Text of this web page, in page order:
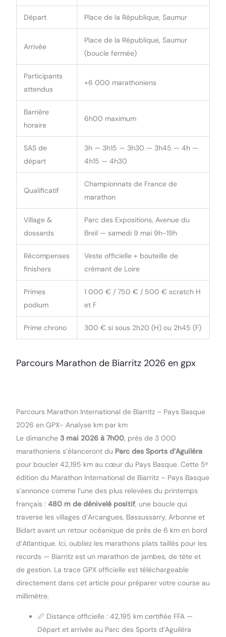
Départ Place de la République, Saumur
Arrivée
Place de la République, Saumur
(boucle fermée)
Participants
attendus
+6 000 marathoniens
Barrière
horaire
6h00 maximum
SAS de
départ
3h — 3h15 — 3h30 — 3h45 — 4h —
4h15 — 4h30
Qualificatif
Championnats de France de
marathon
Village &
dossards
Parc des Expositions, Avenue du
Breil — samedi 9 mai 9h-19h
Récompenses
finishers
Veste officielle + bouteille de
crémant de Loire
Primes
podium
1 000 € / 750 € / 500 € scratch H
et F
Prime chrono 300 € si sous 2h20 (H) ou 2h45 (F)
Parcours Marathon de Biarritz 2026 en gpx
Parcours Marathon International de Biarritz – Pays Basque
2026 en GPX- Analyse km par km
Le dimanche 3 mai 2026 à 7h00, près de 3 000
marathoniens s’élanceront du Parc des Sports d’Aguiléra
pour boucler 42,195 km au cœur du Pays Basque. Cette 5ᵉ
édition du Marathon International de Biarritz – Pays Basque
s’annonce comme l’une des plus relevées du printemps
français : 480 m de dénivelé positif, une boucle qui
traverse les villages d’Arcangues, Bassussarry, Arbonne et
Bidart avant un retour océanique de près de 6 km en bord
d’Atlantique. Ici, oubliez les marathons plats taillés pour les
records — Biarritz est un marathon de jambes, de tête et
de gestion. La trace GPX officielle est téléchargeable
directement dans cet article pour préparer votre course au
millimètre.
📏 Distance officielle : 42,195 km certifiée FFA —
Départ et arrivée au Parc des Sports d’Aguiléra